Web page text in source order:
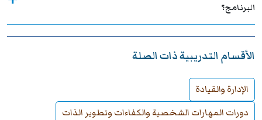
البرنامج؟
الأقسام التدريبية ذات الصلة
الإدارة والقيادة
دورات المهارات الشخصية والكفاءات وتطوير الذات